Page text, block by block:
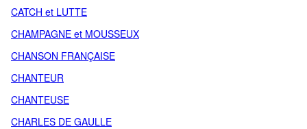
CATCH et LUTTE
CHAMPAGNE et MOUSSEUX
CHANSON FRANÇAISE
CHANTEUR
CHANTEUSE
CHARLES DE GAULLE